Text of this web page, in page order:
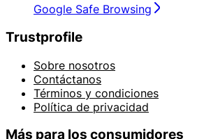
Google Safe Browsing
Trustprofile
Sobre nosotros
Contáctanos
Términos y condiciones
Política de privacidad
Más para los consumidores